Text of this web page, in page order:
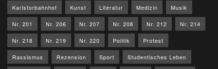
Karlstorbahnhof Kunst Literatur Medizin Musik
Nr. 201 Nr. 206 Nr. 207 Nr. 208 Nr. 212 Nr. 214
Nr. 218 Nr. 219 Nr. 220 Politik Protest
Rassismus Rezension Sport Studentisches Leben